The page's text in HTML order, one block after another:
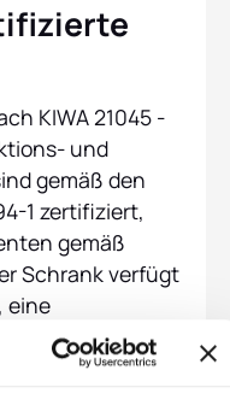
KIWA 21045 -
und
gemäß den
1 zertifiziert,
gemäß
Schrank verfügt
eine
und
Alarmsystem des